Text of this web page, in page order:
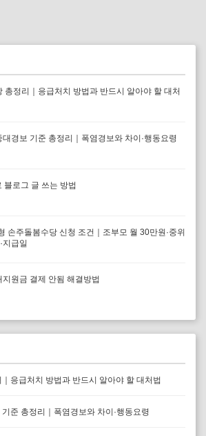
총정리｜응급처치 방법과 반드시 알아야 할 대처
경보 기준 총정리｜폭염경보와 차이·행동요령
블로그 글 쓰는 방법
손주돌봄수당 신청 조건｜조부모 월 30만원·중위
지급일
지원금 결제 안됨 해결방법
응급처치 방법과 반드시 알아야 할 대처법
준 총정리｜폭염경보와 차이·행동요령